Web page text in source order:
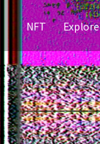
NFT Explore